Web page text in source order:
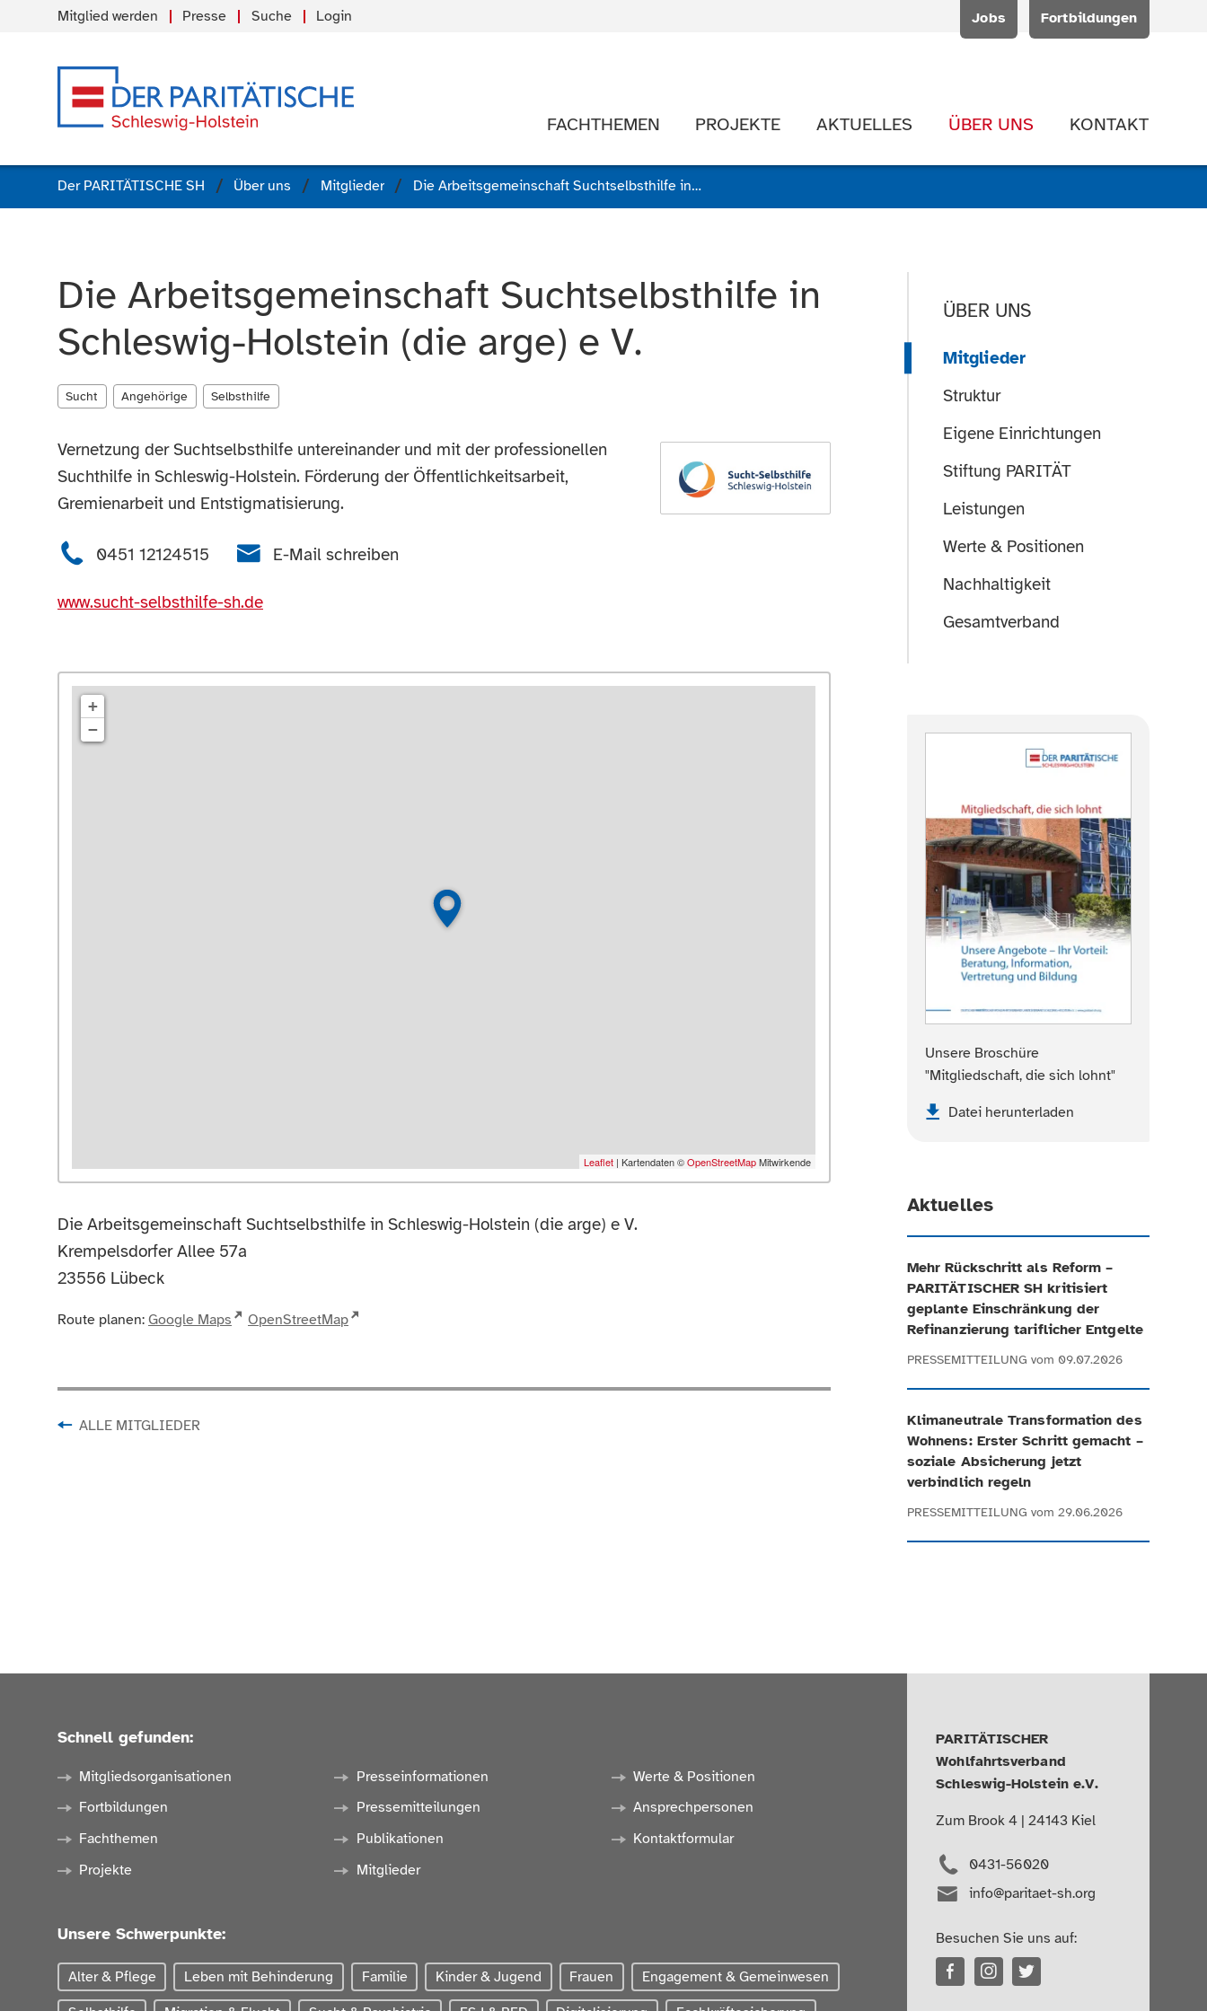
Jobs Fortbildungen
Mitglied werden Presse Suche Login
FACHTHEMEN PROJEKTE AKTUELLES ÜBER UNS KONTAKT
Der PARITÄTISCHE SH Über uns Mitglieder Die Arbeitsgemeinschaft Suchtselbsthilfe in Schleswig-Holstein (die arge) e V.
Die Arbeitsgemeinschaft Suchtselbsthilfe in
Schleswig-Holstein (die arge) e V.
Sucht Angehörige Selbsthilfe
Vernetzung der Suchtselbsthilfe untereinander und mit der professionellen
Suchthilfe in Schleswig-Holstein. Förderung der Öffentlichkeitsarbeit,
Gremienarbeit und Entstigmatisierung.
0451 12124515 E-Mail schreiben
www.sucht-selbsthilfe-sh.de
+
−
Leaflet | Kartendaten ©OpenStreetMapMitwirkende
Die Arbeitsgemeinschaft Suchtselbsthilfe in Schleswig-Holstein (die arge) e V.
Krempelsdorfer Allee 57a
23556 Lübeck
Route planen: Google Maps OpenStreetMap
ALLE MITGLIEDER
ÜBER UNS
Mitglieder
Struktur
Eigene Einrichtungen
Stiftung PARITÄT
Leistungen
Werte & Positionen
Nachhaltigkeit
Gesamtverband
Unsere Broschüre
"Mitgliedschaft, die sich lohnt"
Datei herunterladen
Aktuelles
Mehr Rückschritt als Reform –
PARITÄTISCHER SH kritisiert
geplante Einschränkung der
Refinanzierung tariflicher Entgelte
PRESSEMITTEILUNG vom 09.07.2026
Klimaneutrale Transformation des
Wohnens: Erster Schritt gemacht –
soziale Absicherung jetzt
verbindlich regeln
PRESSEMITTEILUNG vom 29.06.2026
Schnell gefunden:
Mitgliedsorganisationen
Fortbildungen
Fachthemen
Projekte
Presseinformationen
Pressemitteilungen
Publikationen
Mitglieder
Werte & Positionen
Ansprechpersonen
Kontaktformular
Unsere Schwerpunkte:
Alter & Pflege Leben mit Behinderung Familie Kinder & Jugend Frauen Engagement & Gemeinwesen
PARITÄTISCHER
Wohlfahrtsverband
Schleswig-Holstein e.V.
Zum Brook 4 | 24143 Kiel
0431-56020
info@paritaet-sh.org
Besuchen Sie uns auf: